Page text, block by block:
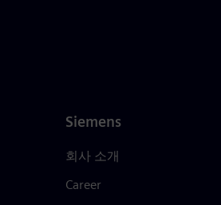
Siemens
회사 소개
Career